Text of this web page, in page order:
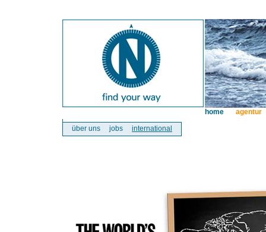
über uns jobs international
home agentur